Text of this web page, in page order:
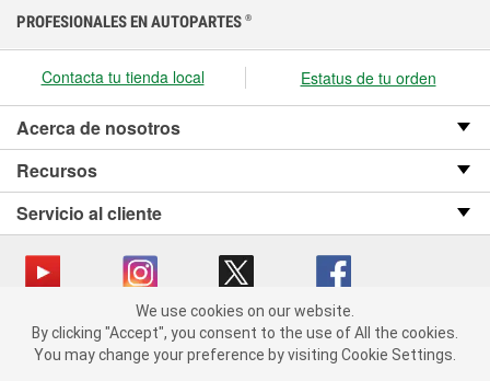
We use cookies on our website. By clicking "Accept", you consent
to the use of All the cookies.
You may change your preference by visiting Cookie Settings.
PROFESIONALES EN AUTOPARTES ®
Contacta tu tienda local Estatus de tu orden
Acerca de nosotros
Recursos
Servicio al cliente
Copyright © 2008-2026 O’Reilly Auto Parts v OST_3.2.0.0.729 (3) cv1361
catalog_main
We use cookies on our website.
By clicking "Accept", you consent to the use of All the cookies.
You may change your preference by visiting Cookie Settings.